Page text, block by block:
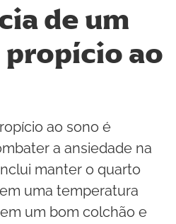
de um
ao
ao sono é
a ansiedade na
manter o quarto
uma temperatura
um bom colchão e